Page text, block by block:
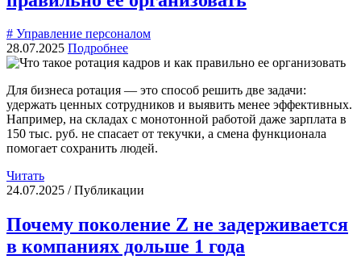
# Управление персоналом
28.07.2025 Подробнее
Для бизнеса ротация — это способ решить две задачи:
удержать ценных сотрудников и выявить менее эффективных.
Например, на складах с монотонной работой даже зарплата в
150 тыс. руб. не спасает от текучки, а смена функционала
помогает сохранить людей.
Читать
24.07.2025 / Публикации
Почему поколение Z не задерживается
в компаниях дольше 1 года